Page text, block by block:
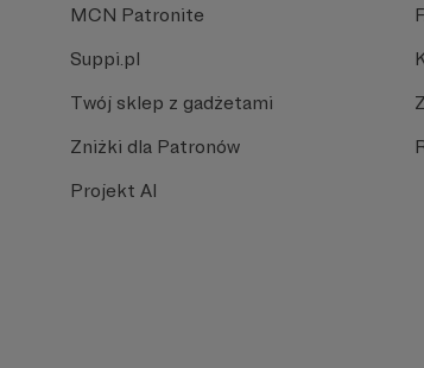
MCN Patronite
Suppi.pl
Twój sklep z gadżetami
Zniżki dla Patronów
Projekt AI